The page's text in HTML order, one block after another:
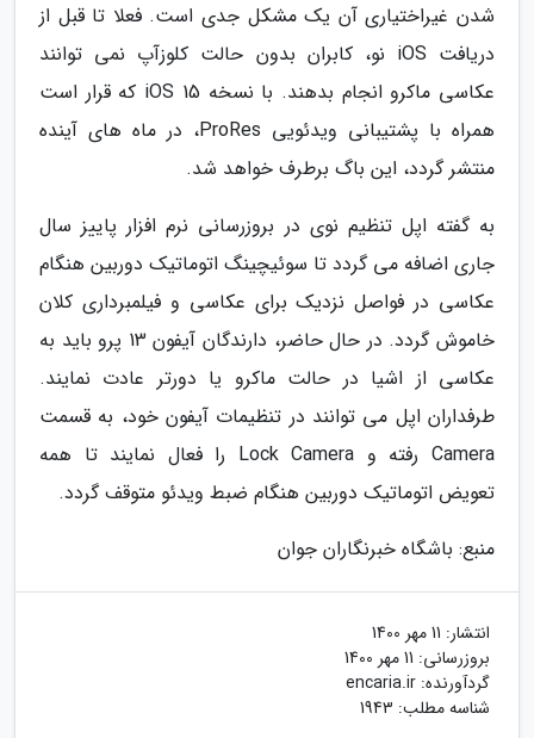
شدن غیراختیاری آن یک مشکل جدی است. فعلا تا قبل از
دریافت iOS نو، کابران بدون حالت کلوزآپ نمی توانند
عکاسی ماکرو انجام بدهند. با نسخه iOS 15 که قرار است
همراه با پشتیبانی ویدئویی ProRes، در ماه های آینده
منتشر گردد، این باگ برطرف خواهد شد.
به گفته اپل تنظیم نوی در بروزرسانی نرم افزار پاییز سال
جاری اضافه می گردد تا سوئیچینگ اتوماتیک دوربین هنگام
عکاسی در فواصل نزدیک برای عکاسی و فیلمبرداری کلان
خاموش گردد. در حال حاضر، دارندگان آیفون 13 پرو باید به
عکاسی از اشیا در حالت ماکرو یا دورتر عادت نمایند.
طرفداران اپل می توانند در تنظیمات آیفون خود، به قسمت
Camera رفته و Lock Camera را فعال نمایند تا همه
تعویض اتوماتیک دوربین هنگام ضبط ویدئو متوقف گردد.
منبع: باشگاه خبرنگاران جوان
انتشار: 11 مهر 1400
بروزرسانی: 11 مهر 1400
گردآورنده: encaria.ir
شناسه مطلب: 1943